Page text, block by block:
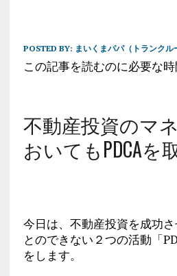
POSTED BY: まいくまパパ（トランクル
この記事を読むのに必要な時
不動産投資のマ
おいてもPDCAを
今日は、不動産投資を成功
とのできない２つの活動「
をします。